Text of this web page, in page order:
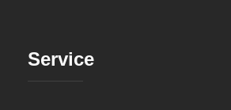
Service